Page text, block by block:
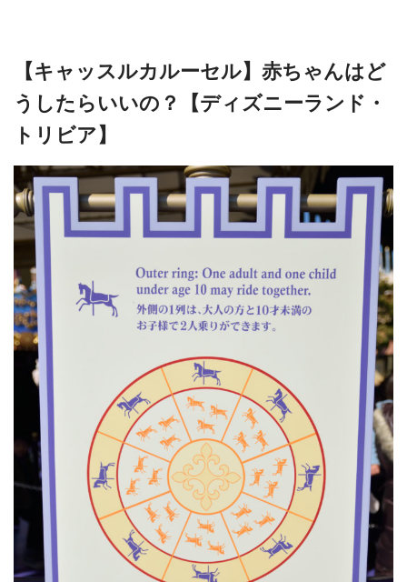
【キャッスルカルーセル】赤ちゃんはど
うしたらいいの？【ディズニーランド・
トリビア】